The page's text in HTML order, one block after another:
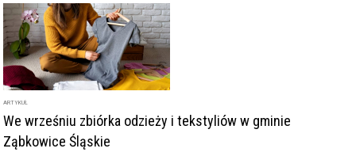
ARTYKUŁ
We wrześniu zbiórka odzieży i tekstyliów w gminie
Ząbkowice Śląskie